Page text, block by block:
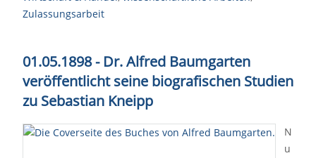
Zulassungsarbeit
01.05.1898 - Dr. Alfred Baumgarten
veröffentlicht seine biografischen Studien
zu Sebastian Kneipp
N
u